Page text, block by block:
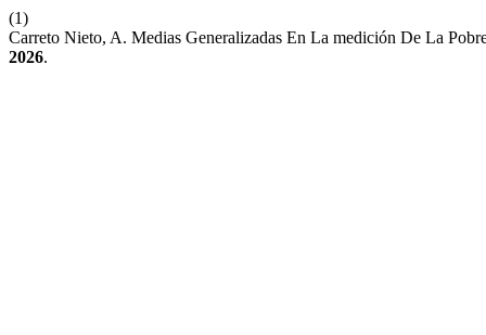
(1)
Carreto Nieto, A. Medias Generalizadas En La medición De La
2026.